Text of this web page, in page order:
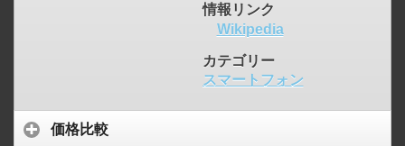
情報リンク
Wikipedia
カテゴリー
スマートフォン
価格比較